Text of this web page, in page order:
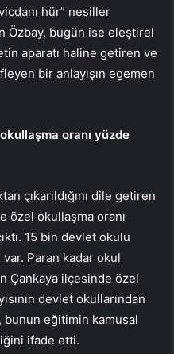
hür” nesiller
Özbay, bugün ise eleştirel
aparatı haline getiren ve
bir anlayışın egemen
oranı yüzde
çıkarıldığını dile getiren
özel okullaşma oranı
15 bin devlet okulu
Paran kadar okul
Çankaya ilçesinde özel
devlet okullarından
eğitimin kamusal
ifade etti.